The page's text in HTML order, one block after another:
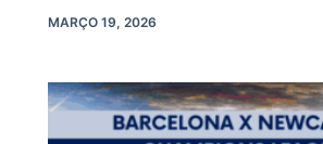
MARÇO 19, 2026